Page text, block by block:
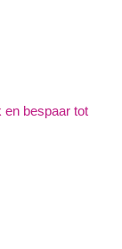
en bespaar tot